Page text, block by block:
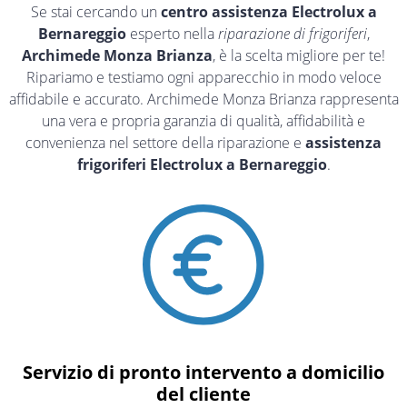
Se stai cercando un centro assistenza Electrolux a
Bernareggioesperto nellariparazione di frigoriferi,
Archimede Monza Brianza, è la scelta migliore per te!
Ripariamo e testiamo ogni apparecchio in modo veloce
affidabile e accurato. Archimede Monza Brianza rappresenta
una vera e propria garanzia di qualità, affidabilità e
convenienza nel settore della riparazione e assistenza
frigoriferi Electrolux a Bernareggio.
Servizio di pronto intervento a domicilio
del cliente